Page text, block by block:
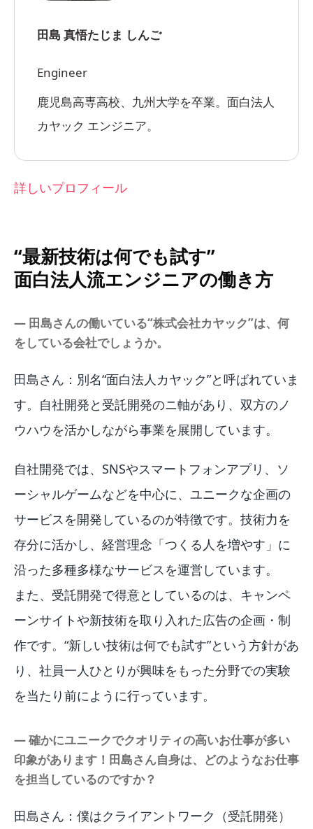
田島 真悟たじま しんご
Engineer
鹿児島高専高校、九州大学を卒業。面白法人
カヤック エンジニア。
詳しいプロフィール
“最新技術は何でも試す”
面白法人流エンジニアの働き方
― 田島さんの働いている“株式会社カヤック”は、何
をしている会社でしょうか。
田島さん：別名“面白法人カヤック”と呼ばれていま
す。自社開発と受託開発のニ軸があり、双方のノ
ウハウを活かしながら事業を展開しています。
自社開発では、SNSやスマートフォンアプリ、ソ
ーシャルゲームなどを中心に、ユニークな企画の
サービスを開発しているのが特徴です。技術力を
存分に活かし、経営理念「つくる人を増やす」に
沿った多種多様なサービスを運営しています。
また、受託開発で得意としているのは、キャンペ
ーンサイトや新技術を取り入れた広告の企画・制
作です。“新しい技術は何でも試す”という方針があ
り、社員一人ひとりが興味をもった分野での実験
を当たり前にように行っています。
― 確かにユニークでクオリティの高いお仕事が多い
印象があります！田島さん自身は、どのようなお仕事
を担当しているのですか？
田島さん：僕はクライアントワーク（受託開発）